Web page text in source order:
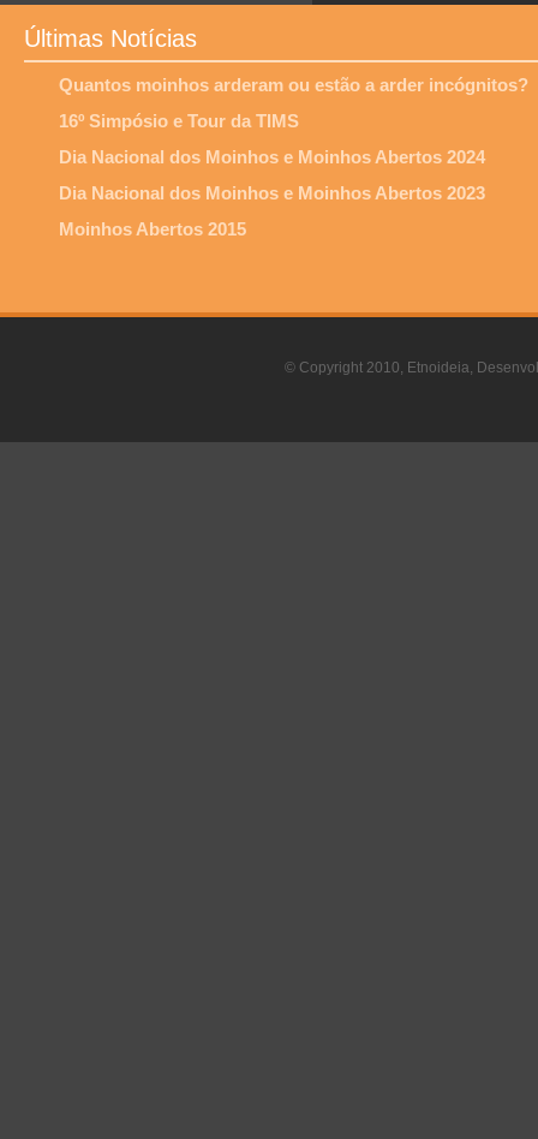
Últimas Notícias
Quantos moinhos arderam ou estão a arder incógnitos?
16º Simpósio e Tour da TIMS
Dia Nacional dos Moinhos e Moinhos Abertos 2024
Dia Nacional dos Moinhos e Moinhos Abertos 2023
Moinhos Abertos 2015
© Copyright 2010, Etnoideia,